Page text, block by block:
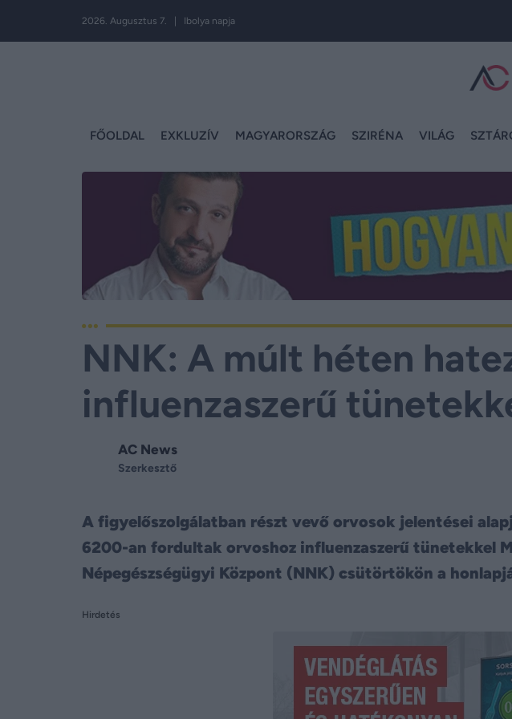
2026. Augusztus 7. | Ibolya napja
FŐOLDAL EXKLUZÍV MAGYARORSZÁG SZIRÉNA VILÁG
NNK: A múlt héten
influenzaszerű
AC News
Szerkesztő
A figyelőszolgálatban részt vevő orvosok jelentései
6200-an fordultak orvoshoz influenzaszerű tünetekkel
Népegészségügyi Központ (NNK) csütörtökön a
Hirdetés